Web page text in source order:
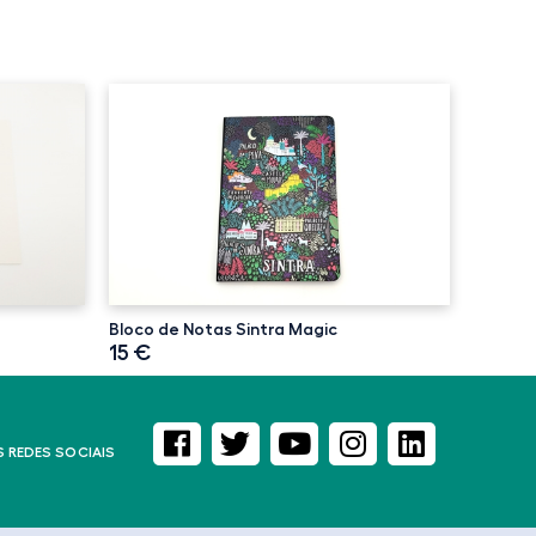
Bloco de Notas Sintra Magic
15 €
REDES SOCIAIS